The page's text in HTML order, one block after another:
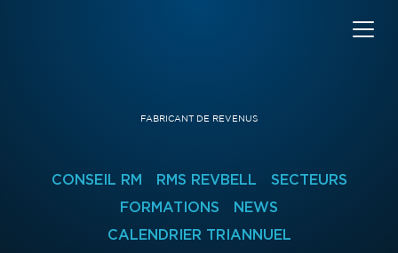
FABRICANT DE REVENUS
CONSEIL RM RMS REVBELL
SECTEURS
FORMATIONS
NEWS
CALENDRIER TRIANNUEL